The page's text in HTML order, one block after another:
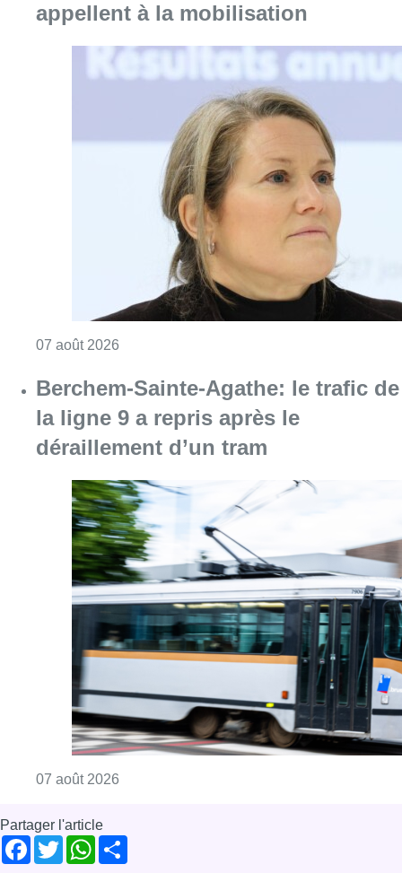
appellent à la mobilisation
07 août 2026
Berchem-Sainte-Agathe: le trafic de
la ligne 9 a repris après le
déraillement d’un tram
07 août 2026
Partager l'article
Facebook
TwitterWhatsApp